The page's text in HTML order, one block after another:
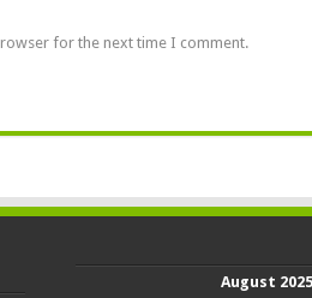
for the next time I comment.
August 2025